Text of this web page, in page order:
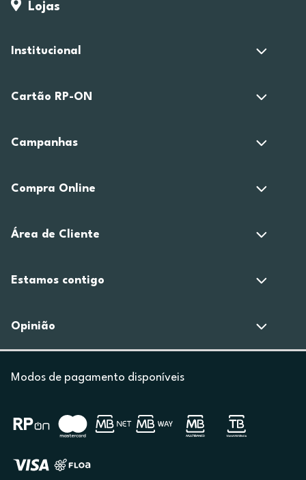
Lojas
Institucional
Cartão RP-ON
Campanhas
Compra Online
Área de Cliente
Estamos contigo
Opinião
Modos de pagamento disponíveis